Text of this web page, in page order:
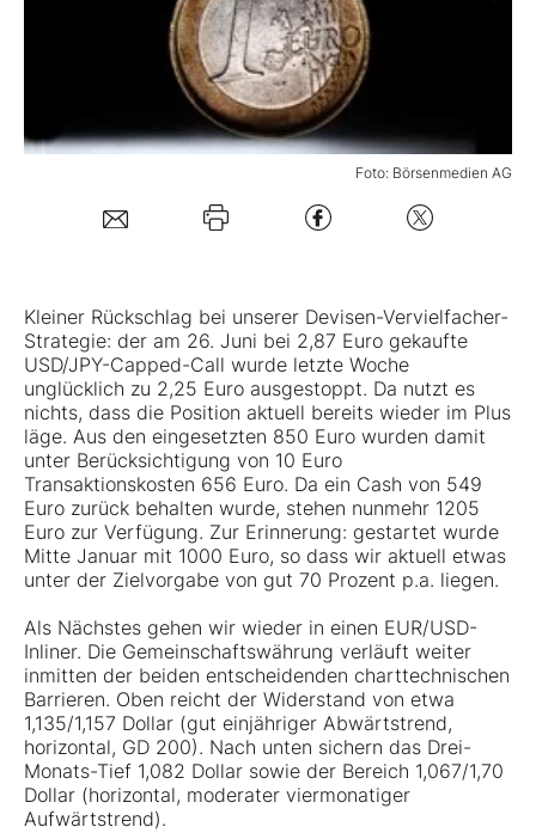
BO-Musterdepots
Mein B:O
Mein Konto
Kontakt
Foto: Börsenmedien AG
Kleiner Rückschlag bei unserer Devisen-Vervielfacher-
Strategie: der am 26. Juni bei 2,87 Euro gekaufte
USD/JPY-Capped-Call wurde letzte Woche
unglücklich zu 2,25 Euro ausgestoppt. Da nutzt es
nichts, dass die Position aktuell bereits wieder im Plus
läge. Aus den eingesetzten 850 Euro wurden damit
unter Berücksichtigung von 10 Euro
Transaktionskosten 656 Euro. Da ein Cash von 549
Euro zurück behalten wurde, stehen nunmehr 1205
Euro zur Verfügung. Zur Erinnerung: gestartet wurde
Mitte Januar mit 1000 Euro, so dass wir aktuell etwas
unter der Zielvorgabe von gut 70 Prozent p.a. liegen.
Als Nächstes gehen wir wieder in einen EUR/USD-
Inliner. Die Gemeinschaftswährung verläuft weiter
inmitten der beiden entscheidenden charttechnischen
Barrieren. Oben reicht der Widerstand von etwa
1,135/1,157 Dollar (gut einjähriger Abwärtstrend,
horizontal, GD 200). Nach unten sichern das Drei-
Monats-Tief 1,082 Dollar sowie der Bereich 1,067/1,70
Dollar (horizontal, moderater viermonatiger
Aufwärtstrend).